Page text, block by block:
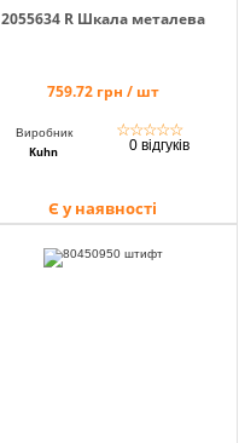
2055634 R Шкала металева
759.72 грн / шт
Виробник
Kuhn
☆☆☆☆☆
0 відгуків
Є у наявності